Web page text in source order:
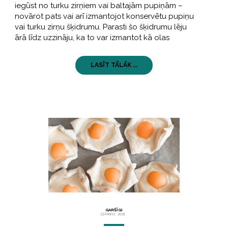
iegūst no turku zirņiem vai baltajām pupiņām –
novārot pats vai arī izmantojot konservētu pupiņu
vai turku zirņu šķidrumu. Parasti šo šķidrumu lēju
ārā līdz uzzināju, ka to var izmantot kā olas
LASĪT TĀLĀK ...
GARŠĪGI
23 Marts, 2021